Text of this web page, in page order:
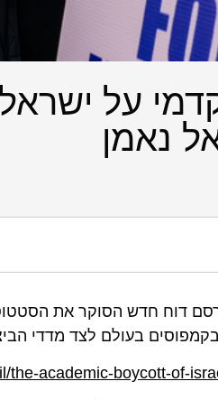
נאמן
בעולם לצד מדדי
the-academic-boycott-of-